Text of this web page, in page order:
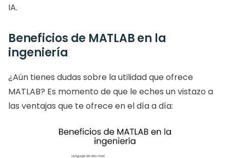
IA.
Beneficios de MATLAB en la
ingeniería
¿Aún tienes dudas sobre la utilidad que ofrece
MATLAB? Es momento de que le eches un vistazo a
las ventajas que te ofrece en el día a día: